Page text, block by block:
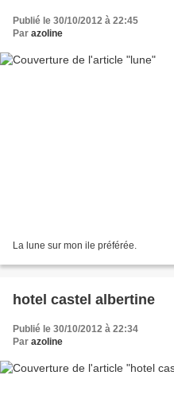
Publié le 30/10/2012 à 22:45
Par azoline
La lune sur mon ile préférée.
hotel castel albertine
Publié le 30/10/2012 à 22:34
Par azoline